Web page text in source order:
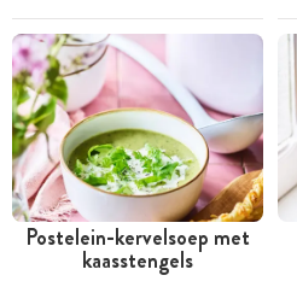
Postelein-kervelsoep met
kaasstengels